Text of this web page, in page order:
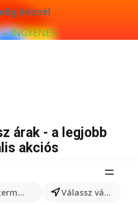
kéznél
INGYENES
keresése... Válassz várost
árak - a legjobb
akciós